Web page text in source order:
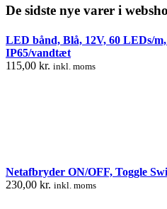
De sidste nye varer i
LED bånd, Blå, 12V, 60 LEDs/
IP65/vandtæt
115,00 kr. inkl. moms
Netafbryder ON/OFF, Toggle
230,00 kr. inkl. moms